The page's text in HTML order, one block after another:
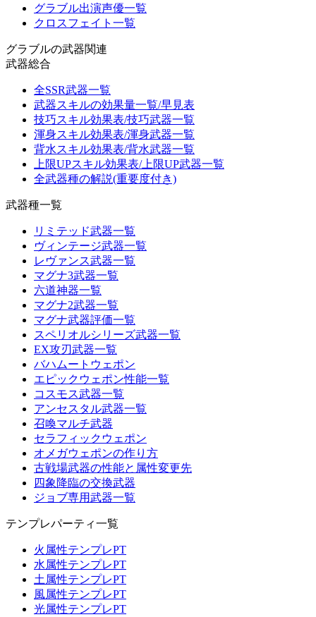
グラブル出演声優一覧
クロスフェイト一覧
グラブルの武器関連
武器総合
全SSR武器一覧
武器スキルの効果量一覧/早見表
技巧スキル効果表/技巧武器一覧
渾身スキル効果表/渾身武器一覧
背水スキル効果表/背水武器一覧
上限UPスキル効果表/上限UP武器一覧
全武器種の解説(重要度付き)
武器種一覧
リミテッド武器一覧
ヴィンテージ武器一覧
レヴァンス武器一覧
マグナ3武器一覧
六道神器一覧
マグナ2武器一覧
マグナ武器評価一覧
スペリオルシリーズ武器一覧
EX攻刃武器一覧
バハムートウェポン
エピックウェポン性能一覧
コスモス武器一覧
アンセスタル武器一覧
召喚マルチ武器
セラフィックウェポン
オメガウェポンの作り方
古戦場武器の性能と属性変更先
四象降臨の交換武器
ジョブ専用武器一覧
テンプレパーティ一覧
火属性テンプレPT
水属性テンプレPT
土属性テンプレPT
風属性テンプレPT
光属性テンプレPT